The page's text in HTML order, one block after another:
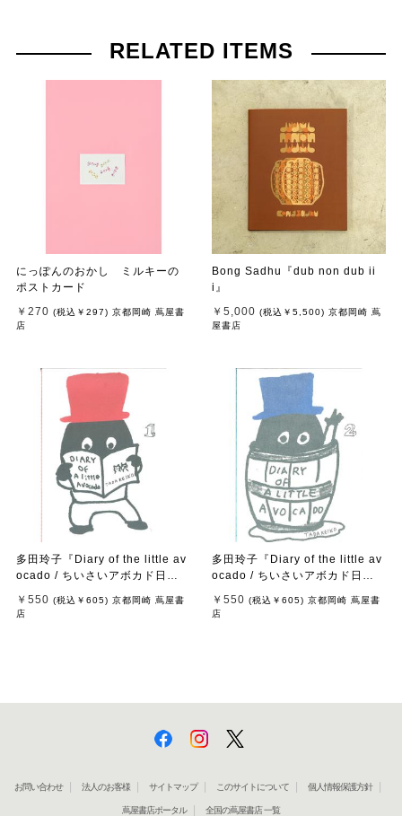
RELATED ITEMS
にっぽんのおかし ミルキーの
ポストカード
￥270 (税込 ￥297) 京都岡崎 蔦屋書
店
Bong Sadhu『dub non dub ii
i』
￥5,000 (税込 ￥5,500) 京都岡崎 蔦
屋書店
多田玲子『Diary of the little av
ocado / ちいさいアボカド日
￥550 (税込 ￥605) 京都岡崎 蔦屋書
店
多田玲子『Diary of the little av
ocado / ちいさいアボカド日
￥550 (税込 ￥605) 京都岡崎 蔦屋書
店
お問い合わせ 法人のお客様 サイトマップ このサイトについて 個人情報保護方針
蔦屋書店ポータル 全国の蔦屋書店 一覧